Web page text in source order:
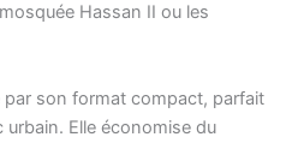
Hassan II ou les
son format compact, parfait
Elle économise du